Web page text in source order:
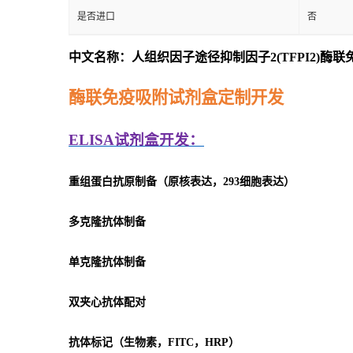
是否进口 否
中文名称：人组织因子途径抑制因子2(TFPI2)酶联
酶联免疫吸附试剂盒定制开发
ELISA试剂盒开发：
重组蛋白抗原制备（原核表达，293细胞表达）
多克隆抗体制备
单克隆抗体制备
双夹心抗体配对
抗体标记（生物素，FITC，HRP）